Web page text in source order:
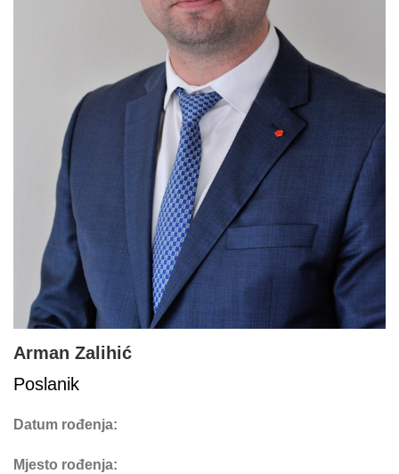
Arman Zalihić
Poslanik
Datum rođenja:
Mjesto rođenja: